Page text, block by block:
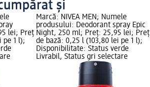
și
lei; Preț
pe 1 l);
Marcă: NIVEA MEN; Numele
produsului: Deodorant spray Epic
Night, 250 ml; Preț: 25,95 lei; Preț
de bază: 0,25 l (103,80 lei pe 1 l);
Disponibilitate: Status verde
Livrabil, Status gri selectare